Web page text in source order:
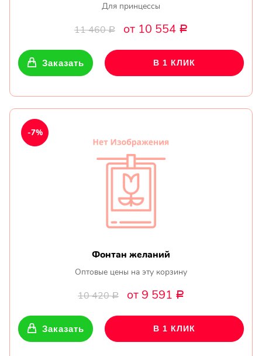
Для принцессы
11 460Р от 10 554 Р
Заказать В 1 КЛИК
Фонтан желаний
Оптовые цены на эту корзину
10 420Р от 9 591 Р
-7%
Заказать В 1 КЛИК